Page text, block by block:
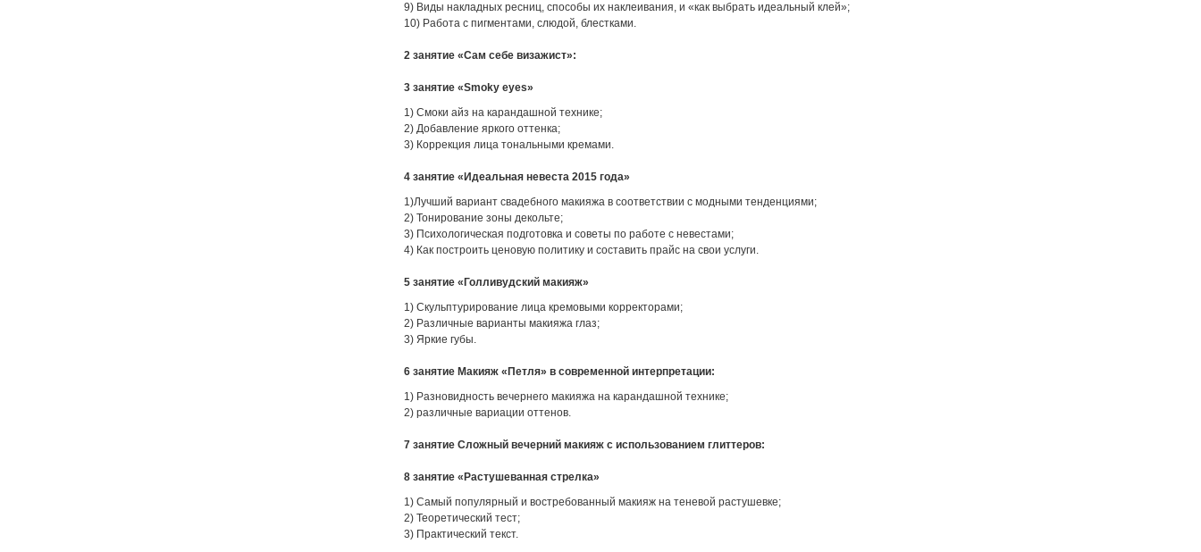
9) Виды накладных ресниц, способы их наклеивания, и «как выбрать идеальный клей»;
10) Работа с пигментами, слюдой, блестками.
2 занятие «Сам себе визажист»:
3 занятие «Smoky eyes»
1) Смоки айз на карандашной технике;
2) Добавление яркого оттенка;
3) Коррекция лица тональными кремами.
4 занятие «Идеальная невеста 2015 года»
1)Лучший вариант свадебного макияжа в соответствии с модными тенденциями;
2) Тонирование зоны декольте;
3) Психологическая подготовка и советы по работе с невестами;
4) Как построить ценовую политику и составить прайс на свои услуги.
5 занятие «Голливудский макияж»
1) Скульптурирование лица кремовыми корректорами;
2) Различные варианты макияжа глаз;
3) Яркие губы.
6 занятие Макияж «Петля» в современной интерпретации:
1) Разновидность вечернего макияжа на карандашной технике;
2) различные вариации оттенов.
7 занятие Сложный вечерний макияж с использованием глиттеров:
8 занятие «Растушеванная стрелка»
1) Самый популярный и востребованный макияж на теневой растушевке;
2) Теоретический тест;
3) Практический текст.